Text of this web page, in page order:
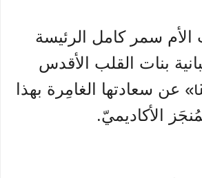
الأم سمر كامل الرئيسة
بنات القلب الأقدس
عن سعادتها الغامِرة بهذا
الأكاديميّ.